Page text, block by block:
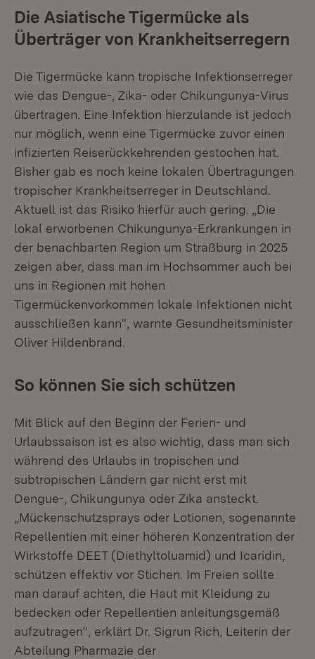
Die Asiatische Tigermücke als
Überträger von Krankheitserregern
Die Tigermücke kann tropische Infektionserreger
wie das Dengue-, Zika- oder Chikungunya-Virus
übertragen. Eine Infektion hierzulande ist jedoch
nur möglich, wenn eine Tigermücke zuvor einen
infizierten Reiserückkehrenden gestochen hat.
Bisher gab es noch keine lokalen Übertragungen
tropischer Krankheitserreger in Deutschland.
Aktuell ist das Risiko hierfür auch gering. „Die
lokal erworbenen Chikungunya-Erkrankungen in
der benachbarten Region um Straßburg in 2025
zeigen aber, dass man im Hochsommer auch bei
uns in Regionen mit hohen
Tigermückenvorkommen lokale Infektionen nicht
ausschließen kann“, warnte Gesundheitsminister
Oliver Hildenbrand.
So können Sie sich schützen
Mit Blick auf den Beginn der Ferien- und
Urlaubssaison ist es also wichtig, dass man sich
während des Urlaubs in tropischen und
subtropischen Ländern gar nicht erst mit
Dengue-, Chikungunya oder Zika ansteckt.
„Mückenschutzsprays oder Lotionen, sogenannte
Repellentien mit einer höheren Konzentration der
Wirkstoffe DEET (Diethyltoluamid) und Icaridin,
schützen effektiv vor Stichen. Im Freien sollte
man darauf achten, die Haut mit Kleidung zu
bedecken oder Repellentien anleitungsgemäß
aufzutragen“, erklärt Dr. Sigrun Rich, Leiterin der
Abteilung Pharmazie der